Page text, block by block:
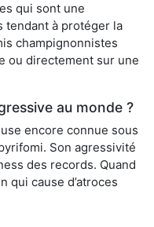
qui sont une
tendant à protéger la
champignonnistes
ou directement sur une
au monde ?
encore connue sous
Son agressivité
des records. Quand
qui cause d’atroces